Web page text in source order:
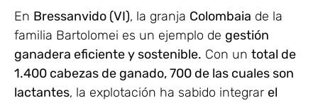
En Bressanvido (VI), la granja Colombaia de la
familia Bartolomei es un ejemplo de gestión
ganadera eficiente y sostenible. Con un total de
1.400 cabezas de ganado, 700 de las cuales son
lactantes, la explotación ha sabido integrar el